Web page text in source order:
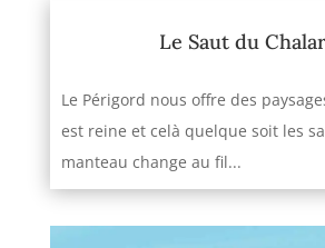
Le Saut du
Le Périgord nous offre des
est reine et celà quelque soit les
manteau change au fil...